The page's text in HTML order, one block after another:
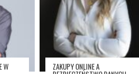
W ZAKUPY ONLINE A